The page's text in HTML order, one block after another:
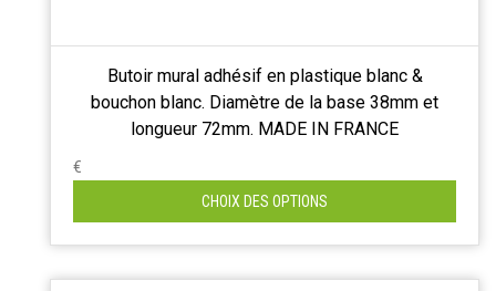
Butoir mural adhésif en plastique blanc &
bouchon blanc. Diamètre de la base 38mm et
longueur 72mm. MADE IN FRANCE
€
CHOIX DES OPTIONS